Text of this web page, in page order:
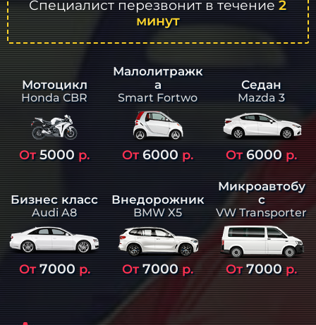
Специалист перезвонит в течение2
минут
Мотоцикл
Honda CBR
От5000 р.
Малолитражк
а
Smart Fortwo
От6000 р.
Седан
Mazda 3
От6000р.
Бизнес класс
Audi A8
От7000 р.
Внедорожник
BMW X5
От7000р.
Микроавтобу
с
VW Transporter
От7000р.